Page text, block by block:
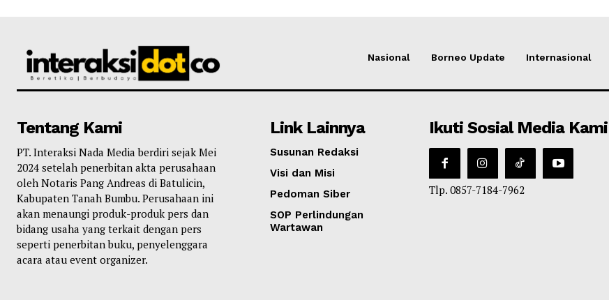
Nasional Borneo Update Internasional
Tentang Kami
PT. Interaksi Nada Media berdiri sejak Mei
2024 setelah penerbitan akta perusahaan
oleh Notaris Pang Andreas di Batulicin,
Kabupaten Tanah Bumbu. Perusahaan ini
akan menaungi produk-produk pers dan
bidang usaha yang terkait dengan pers
seperti penerbitan buku, penyelenggara
acara atau event organizer.
Link Lainnya
Susunan Redaksi
Visi dan Misi
Pedoman Siber
SOP Perlindungan
Wartawan
Ikuti Sosial Media Kami
Tlp. 0857-7184-7962